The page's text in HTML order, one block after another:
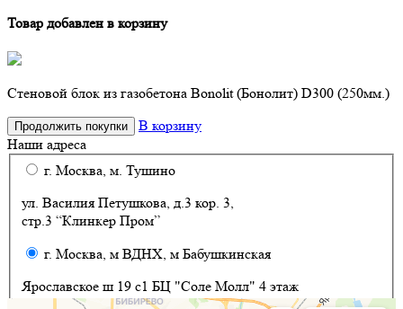
Товар добавлен в корзину
Стеновой блок из газобетона Bonolit (Бонолит) D300 (250мм.)
Продолжить покупки
В корзину
Наши адреса
г. Москва, м. Тушино
ул. Василия Петушкова, д.3 кор. 3,
стр.3 “Клинкер Пром”
г. Москва, м ВДНХ, м Бабушкинская
Ярославское ш 19 с1 БЦ "Соле Молл" 4 этаж